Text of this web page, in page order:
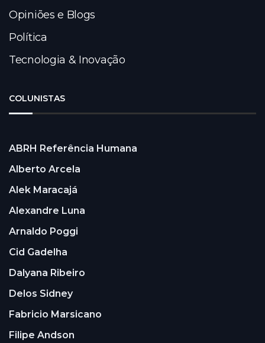
Opiniões e Blogs
Política
Tecnologia & Inovação
COLUNISTAS
ABRH Referência Humana
Alberto Arcela
Alek Maracajá
Alexandre Luna
Arnaldo Poggi
Cid Gadelha
Dalyana Ribeiro
Delos Sidney
Fabricio Marsicano
Filipe Andson